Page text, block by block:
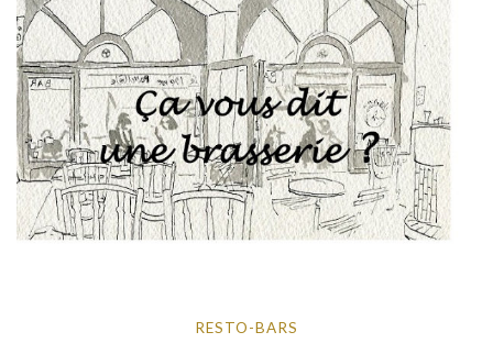
RESTO-BARS